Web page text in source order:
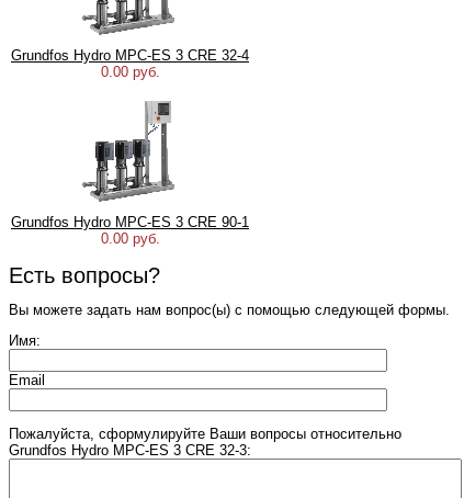
Grundfos Hydro MPC-ES 3 CRE 32-4
0.00 руб.
Grundfos Hydro MPC-ES 3 CRE 90-1
0.00 руб.
Есть вопросы?
Вы можете задать нам вопрос(ы) с помощью следующей формы.
Имя:
Email
Пожалуйста, сформулируйте Ваши вопросы относительно
Grundfos Hydro MPC-ES 3 CRE 32-3: